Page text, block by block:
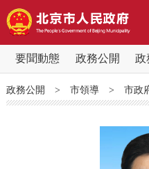
要聞動態 政務公開 政
要聞動態
黨中央精神 國
政務公開 > 市領導> 市政